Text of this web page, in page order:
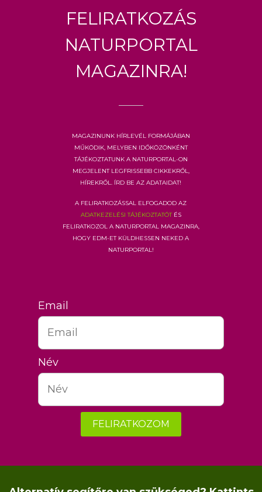
Feliratkozás
Naturportal
Magazinra!
Magazinunk hírlevél formájában
működik, melyben időközönként
tájékoztatunk a Naturportal-on
megjelent legfrissebb cikkekről,
hírekről. Írd be az adataidat!
A feliratkozással elfogadod az
adatkezelési tájékoztatótés
feliratkozol a Naturportal Magazinra,
hogy EDM-et küldhessen neked a
Naturportal!
Email
Név
FELIRATKOZOM